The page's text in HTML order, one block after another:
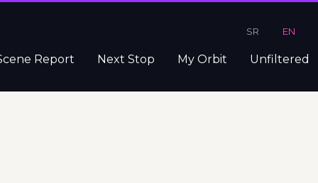
SR EN
Report Next Stop My Orbit Unfiltered